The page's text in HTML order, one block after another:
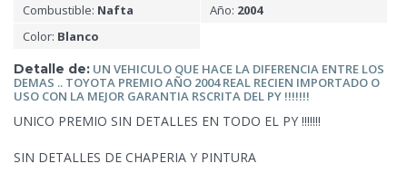
Combustible: Nafta Año: 2004
Color: Blanco
Detalle de: UN VEHICULO QUE HACE LA DIFERENCIA ENTRE LOS
DEMAS .. TOYOTA PREMIO AÑO 2004 REAL RECIEN IMPORTADO O
USO CON LA MEJOR GARANTIA RSCRITA DEL PY !!!!!!!
UNICO PREMIO SIN DETALLES EN TODO EL PY !!!!!!!
SIN DETALLES DE CHAPERIA Y PINTURA